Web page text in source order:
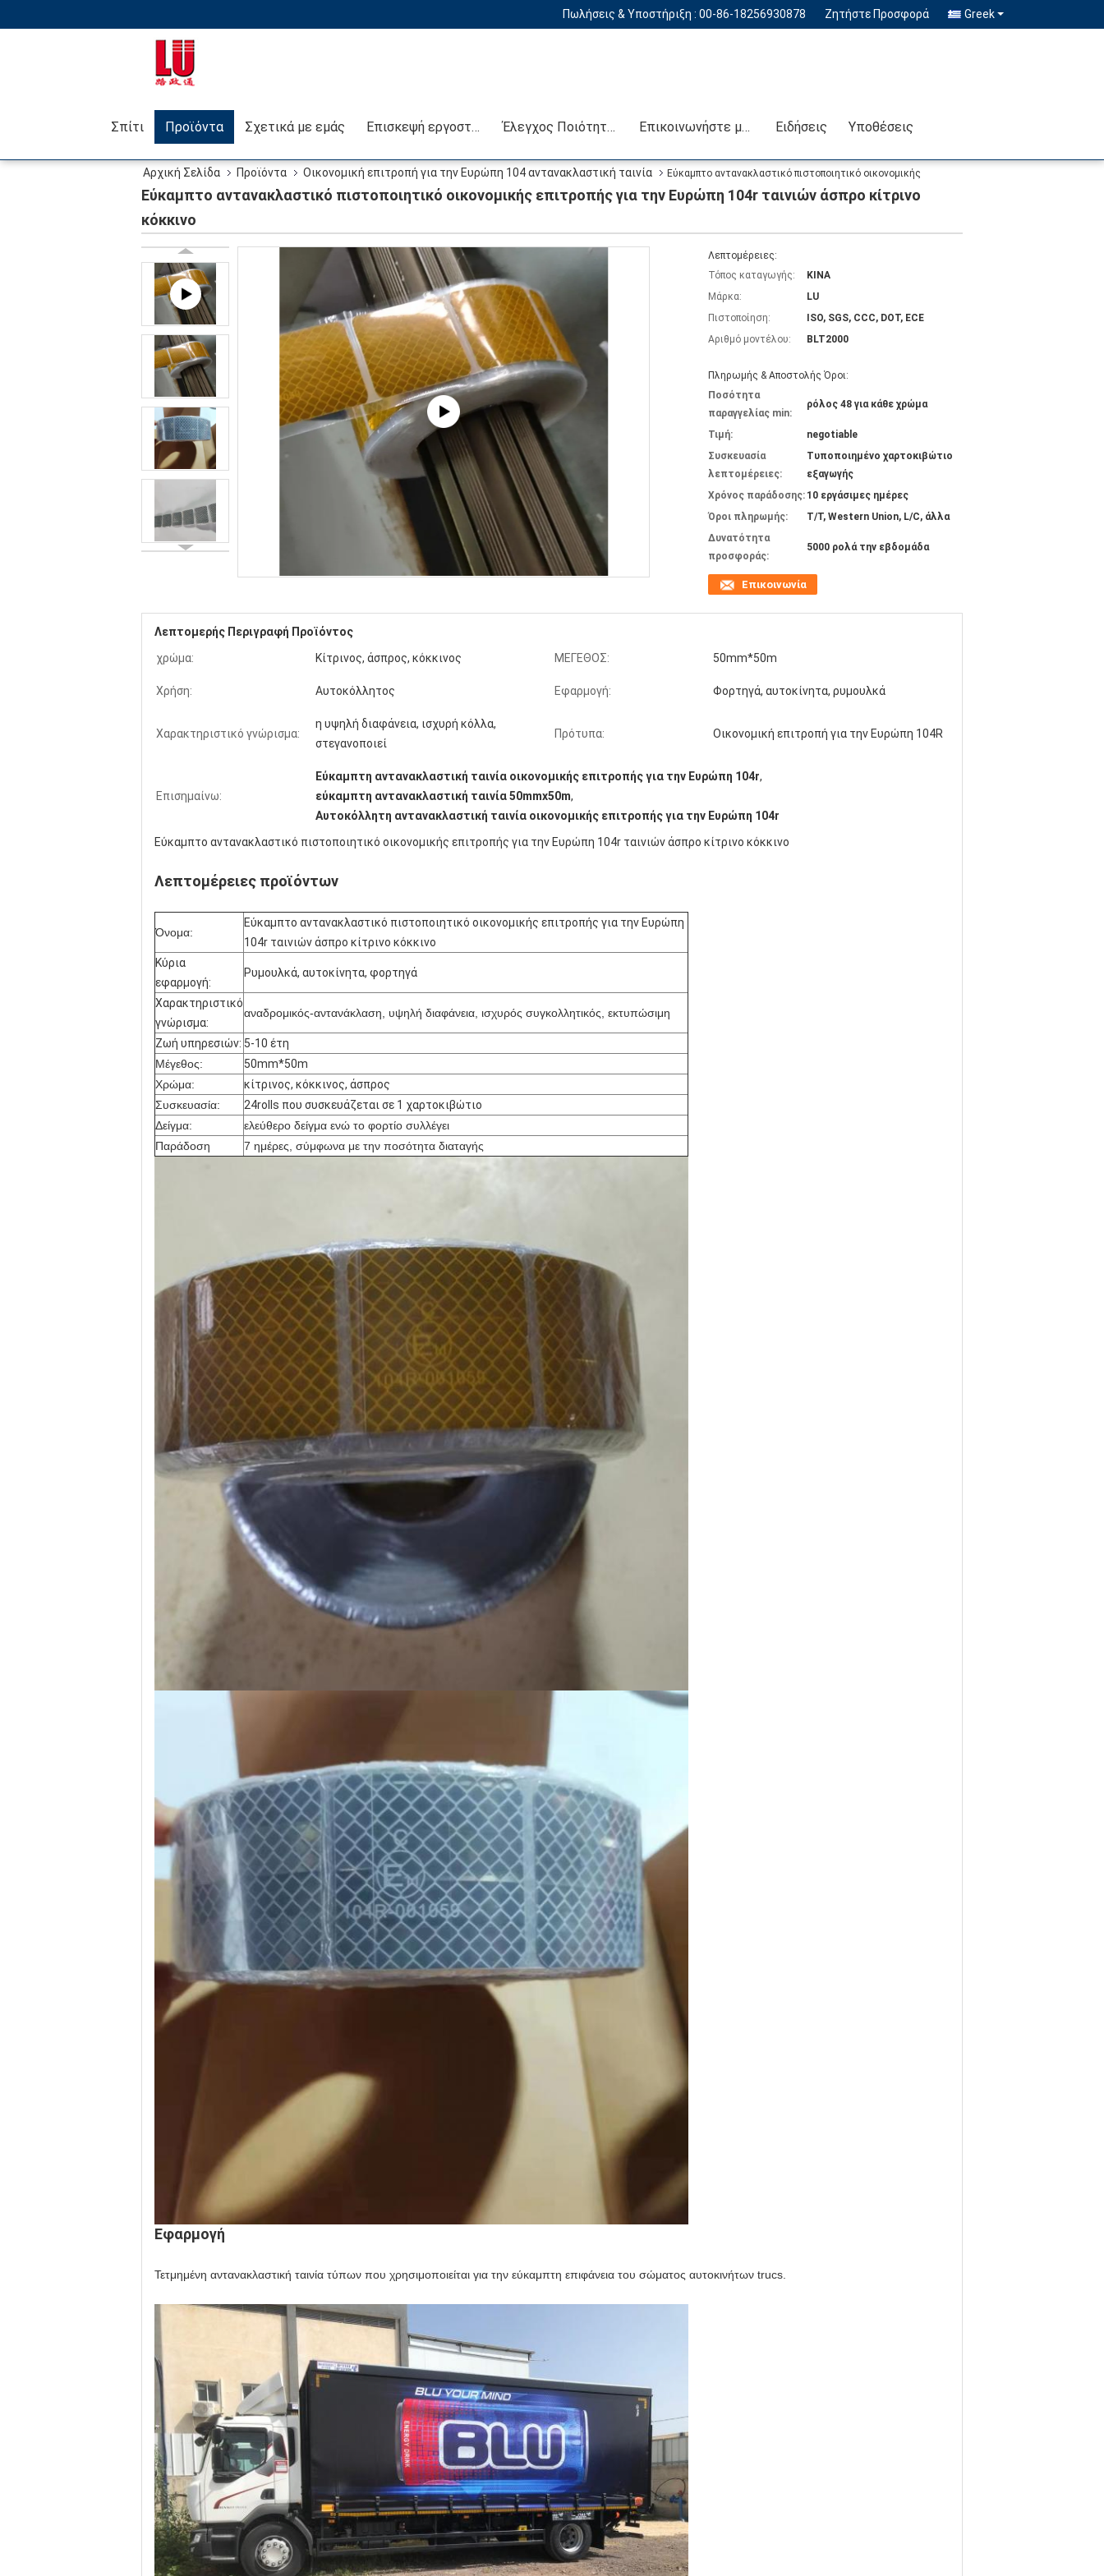
Πωλήσεις & Υποστήριξη : 00-86-18256930878 Ζητήστε Προσφορά Greek
Σπίτι Προϊόντα Σχετικά με εμάς Επισκεψή εργοστασίου Έλεγχος Ποιότητας Επικοινωνήστε μαζί μας Ειδήσεις Υποθέσεις
Αρχική Σελίδα Προϊόντα Οικονομική επιτροπή για την Ευρώπη 104 αντανακλαστική ταινία
Εύκαμπτο αντανακλαστικό πιστοποιητικό οικονομικής
επιτροπής για την Ευρώπη 104r ταινιών άσπρο κίτρινο κόκκινο
Εύκαμπτο αντανακλαστικό πιστοποιητικό οικονομικής επιτροπής για την Ευρώπη 104r ταινιών άσπρο κίτρινο
κόκκινο
Λεπτομέρειες:
Τόπος καταγωγής:
ΚΙΝΑ
Μάρκα:
LU
Πιστοποίηση:
ISO, SGS, CCC, DOT, ECE
Αριθμό μοντέλου:
BLT2000
Πληρωμής & Αποστολής Όροι:
Ποσότητα
παραγγελίας min:
ρόλος 48 για κάθε χρώμα
Τιμή:
negotiable
Συσκευασία
λεπτομέρειες:
Τυποποιημένο χαρτοκιβώτιο
εξαγωγής
Χρόνος παράδοσης: 10 εργάσιμες ημέρες
Όροι πληρωμής:
T/T, Western Union, L/C, άλλα
Δυνατότητα
προσφοράς:
5000 ρολά την εβδομάδα
Επικοινωνία
Λεπτομερής Περιγραφή Προϊόντος
χρώμα:
Κίτρινος, άσπρος, κόκκινος ΜΕΓΕΘΟΣ: 50mm*50m
Χρήση: Αυτοκόλλητος Εφαρμογή: Φορτηγά, αυτοκίνητα, ρυμουλκά
Χαρακτηριστικό γνώρισμα:
η υψηλή διαφάνεια, ισχυρή κόλλα,
στεγανοποιεί
Πρότυπα: Οικονομική επιτροπή για την Ευρώπη 104R
Επισημαίνω:
Εύκαμπτη αντανακλαστική ταινία οικονομικής επιτροπής για την Ευρώπη 104r,
εύκαμπτη αντανακλαστική ταινία 50mmx50m,
Αυτοκόλλητη αντανακλαστική ταινία οικονομικής επιτροπής για την Ευρώπη 104r
Εύκαμπτο αντανακλαστικό πιστοποιητικό οικονομικής επιτροπής για την Ευρώπη 104r ταινιών άσπρο κίτρινο κόκκινο
Λεπτομέρειες προϊόντων
Όνομα:
Εύκαμπτο αντανακλαστικό πιστοποιητικό οικονομικής επιτροπής για την Ευρώπη
104r ταινιών άσπρο κίτρινο κόκκινο
Κύρια
εφαρμογή:
Ρυμουλκά, αυτοκίνητα, φορτηγά
Χαρακτηριστικό
γνώρισμα:
αναδρομικός-αντανάκλαση, υψηλή διαφάνεια, ισχυρός συγκολλητικός, εκτυπώσιμη
Ζωή υπηρεσιών: 5-10 έτη
Μέγεθος:
50mm*50m
Χρώμα:
κίτρινος, κόκκινος, άσπρος
Συσκευασία:
24rolls που συσκευάζεται σε 1 χαρτοκιβώτιο
Δείγμα:
ελεύθερο δείγμα ενώ το φορτίο συλλέγει
Παράδοση
7 ημέρες, σύμφωνα με την ποσότητα διαταγής
Εφαρμογή
Τετμημένη αντανακλαστική ταινία τύπων που χρησιμοποιείται για την εύκαμπτη επιφάνεια του σώματος αυτοκινήτων trucs.